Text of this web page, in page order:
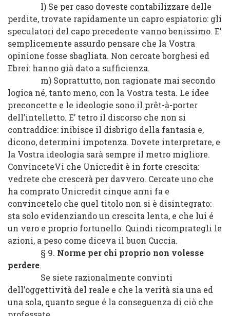
l) Se per caso doveste contabilizzare delle
perdite, trovate rapidamente un capro espiatorio: gli
speculatori del capo precedente vanno benissimo. E’
semplicemente assurdo pensare che la Vostra
opinione fosse sbagliata. Non cercate borghesi ed
Ebrei: hanno già dato a sufficienza.
m) Soprattutto, non ragionate mai secondo
logica né, tanto meno, con la Vostra testa. Le idee
preconcette e le ideologie sono il prêt-à-porter
dell’intelletto. E’ tetro il discorso che non si
contraddice: inibisce il disbrigo della fantasia e,
dicono, determini impotenza. Dovete interpretare, e
la Vostra ideologia sarà sempre il metro migliore.
ConvinceteVi che Unicredit è in forte crescita:
vedrete che crescerà per davvero. Cercate uno che
ha comprato Unicredit cinque anni fa e
convincetelo che quel titolo non si è disintegrato:
sta solo evidenziando un crescita lenta, e che lui é
un vero e proprio fortunello. Quindi ricomprategli le
azioni, a peso come diceva il buon Cuccia.
§ 9. Norme per chi proprio non volesse
perdere.
Se siete razionalmente convinti
dell’oggettività del reale e che la verità sia una ed
una sola, quanto segue é la conseguenza di ciò che